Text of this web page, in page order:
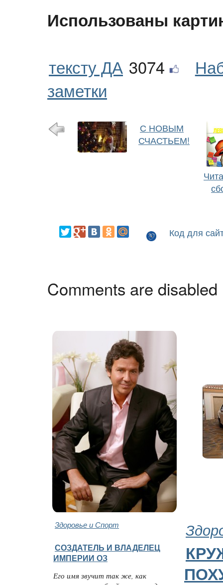
Использованы
тексту ДА 3074
заметки
С НОВЫМ
СЧАСТЬЕМ!
Код для
Comments are disabled
Здоровье и Спорт
СОЗДАТЕЛЬ И ВЛАДЕЛЕЦ
ИМПЕРИИ ОЗ
Его имя звучит так же, как